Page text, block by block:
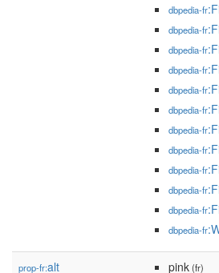
dbpedia-fr
dbpedia-fr
dbpedia-fr
dbpedia-fr
dbpedia-fr
dbpedia-fr
dbpedia-fr
dbpedia-fr
dbpedia-fr
dbpedia-fr
dbpedia-fr
dbpedia-fr
prop-fr:alt pink(fr)